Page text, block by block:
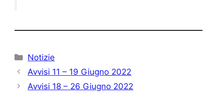
Categorie
Notizie
Avvisi 11 – 19 Giugno 2022
Avvisi 18 – 26 Giugno 2022